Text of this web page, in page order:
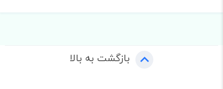
بازگشت به بالا